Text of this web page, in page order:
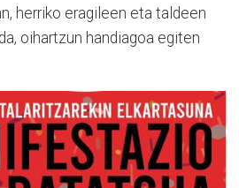
herriko eragileen eta taldeen
oihartzun handiagoa egiten